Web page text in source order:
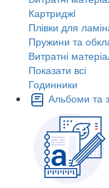
Картриджi
Плівки для
Пружини та
Витратні
Показати всі
Годинники
Альбоми та